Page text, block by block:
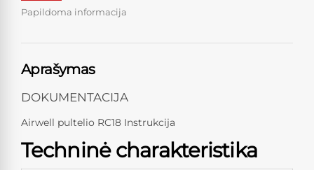
Papildoma informacija
Aprašymas
DOKUMENTACIJA
Airwell pultelio RC18 Instrukcija
Techninė charakteristika